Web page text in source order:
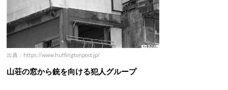
出典：https://www.huffingtonpost.jp/
山荘の窓から銃を向ける犯人グループ